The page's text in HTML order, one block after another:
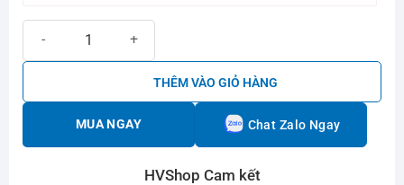
THÊM VÀO GIỎ HÀNG
MUA NGAY Chat Zalo Ngay
HVShop Cam kết